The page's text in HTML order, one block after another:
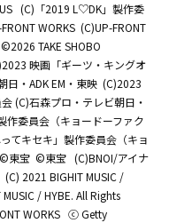
(C)「2019 L♡DK」製作委
WORKS (C)UP-FRONT
©2026 TAKE SHOBO
映画「ギーツ・キングオ
日・ADK EM・東映 (C)2023
(C)石森プロ・テレビ朝日・
作委員会（キョードーファク
てキセキ」製作委員会（キョ
©東宝 ©東宝 (C)BNOI/アイナ
(C) 2021 BIGHIT MUSIC /
/ HYBE. All Rights
WORKS ⓒ Getty